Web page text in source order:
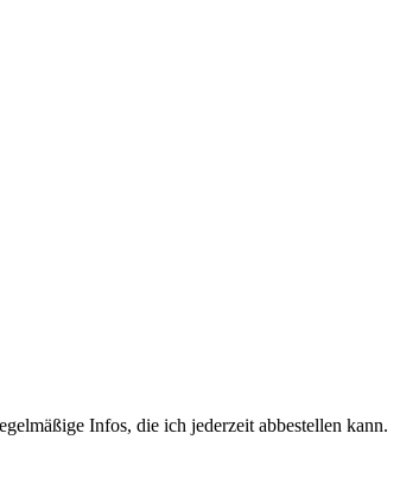
Infos, die ich jederzeit abbestellen kann.